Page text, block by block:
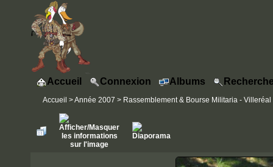
Accueil Connexion Albums
Accueil >Année 2007 > Rassemblement & Bourse Militaria - Villeréal